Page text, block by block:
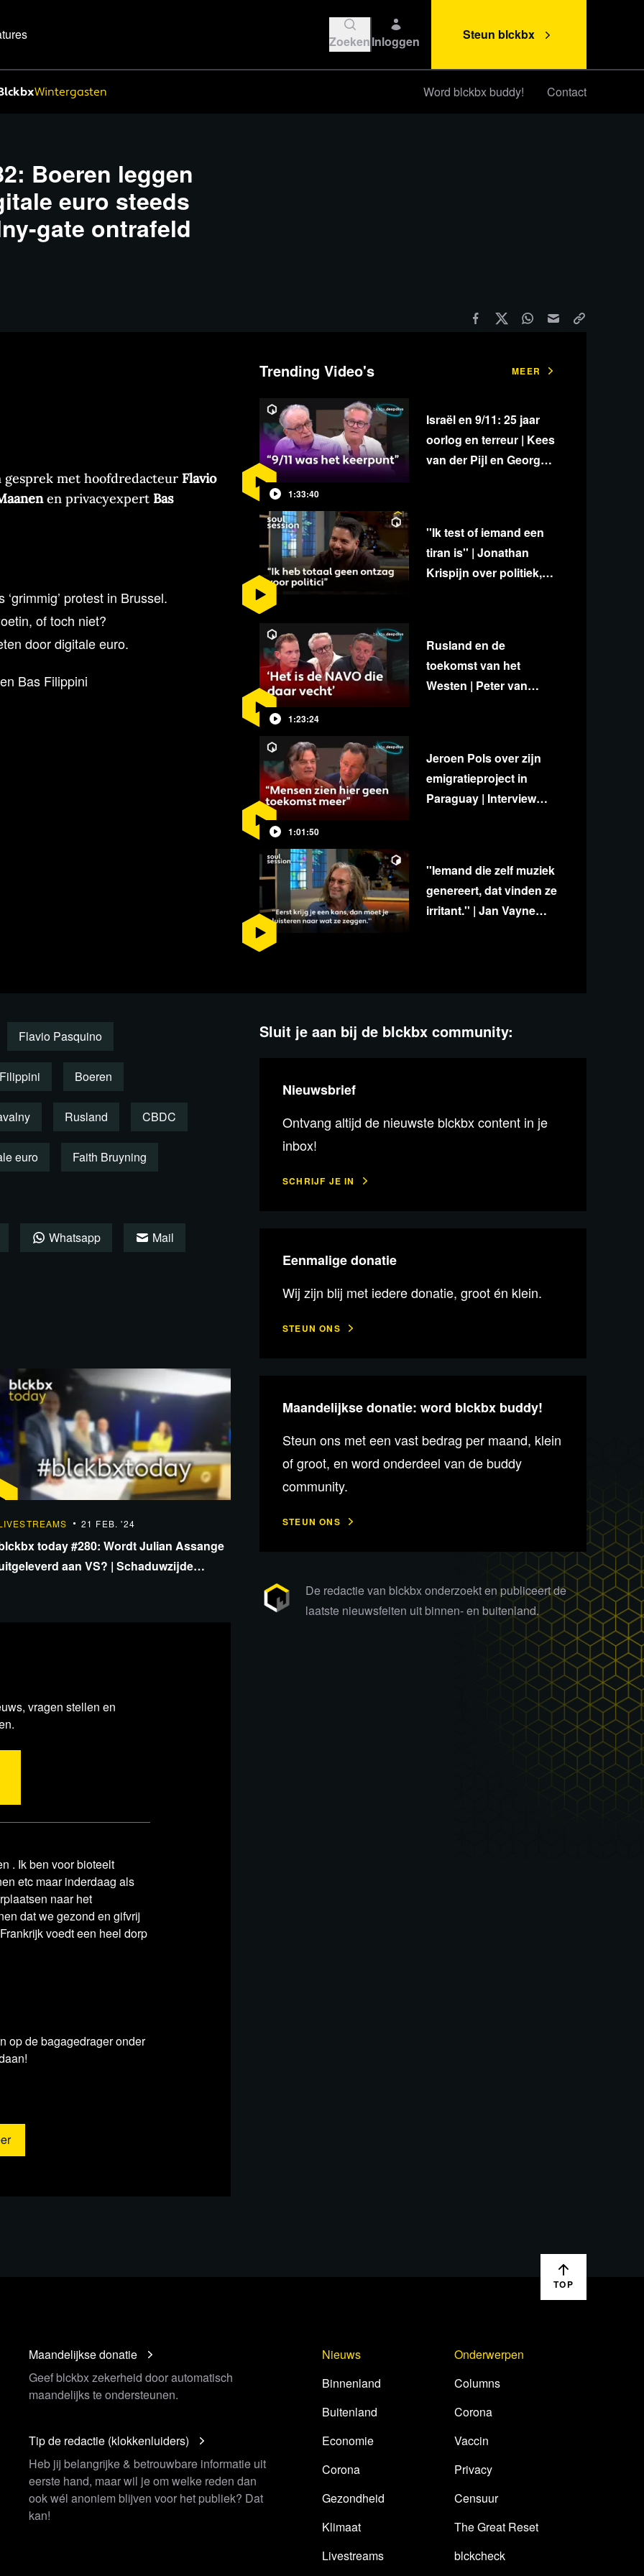
ZoekenInloggen Steun blckbx
Wintergasten Word blckbx buddy! Contact
Boeren leggen
euro steeds
gate ontrafeld
gesprek met hoofdredacteur Flavio
en privacyexpert Bas
protest in Brussel.
of toch niet?
door digitale euro.
Bas Filippini
en bronnen
instellingen blind voor
met betaallimieten voor digitale
uit naar cruciale datum:
Kyrylo Budanov dconfirms the
clot
Flavio Pasquino
Boeren
Rusland CBDC
euro Faith Bruyning
Whatsapp Mail
21 FEB. '24
today #280: Wordt Julian Assange
aan VS? | Schaduwzijde
vragen stellen en
. Ik ben voor bioteelt
etc maar inderdaag als
naar het
dat we gezond en gifvrij
voedt een heel dorp
op de bagagedrager onder
Trending Video's MEER
1:33:40
Israël en 9/11: 25 jaar
oorlog en terreur | Kees
van der Pijl en George
''Ik test of iemand een
tiran is'' | Jonathan
Krispijn over politiek,
1:23:24
Rusland en de
toekomst van het
Westen | Peter van
1:01:50
Jeroen Pols over zijn
emigratieproject in
Paraguay | Interview
''Iemand die zelf muziek
genereert, dat vinden ze
irritant.'' | Jan Vayne
Sluit je aan bij de blckbx community:
Nieuwsbrief
Ontvang altijd de nieuwste blckbx content in je
inbox!
SCHRIJF JE IN
Eenmalige donatie
Wij zijn blij met iedere donatie, groot én klein.
STEUN ONS
Maandelijkse donatie: word blckbx buddy!
Steun ons met een vast bedrag per maand, klein
of groot, en word onderdeel van de buddy
community.
STEUN ONS
De redactie van blckbx onderzoekt en publiceert de
laatste nieuwsfeiten uit binnen- en buitenland.
TOP
Maandelijkse donatie
Geef blckbx zekerheid door automatisch
maandelijks te ondersteunen.
Tip de redactie (klokkenluiders)
Heb jij belangrijke & betrouwbare informatie uit
eerste hand, maar wil je om welke reden dan
ook wél anoniem blijven voor het publiek? Dat
kan!
Nieuws
Binnenland
Buitenland
Economie
Corona
Gezondheid
Klimaat
Livestreams
Onderwerpen
Columns
Corona
Vaccin
Privacy
Censuur
The Great Reset
blckcheck